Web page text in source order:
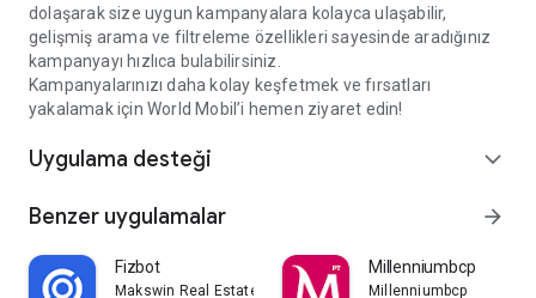
dolaşarak size uygun kampanyalara kolayca ulaşabilir,
gelişmiş arama ve filtreleme özellikleri sayesinde aradığınız
kampanyayı hızlıca bulabilirsiniz.
Kampanyalarınızı daha kolay keşfetmek ve fırsatları
yakalamak için World Mobil’i hemen ziyaret edin!
Uygulama desteği expand_more
Benzer uygulamalar arrow_forward
Fizbot
Makswin Real Estate Technologies
Millenniumbcp
Millenniumbcp